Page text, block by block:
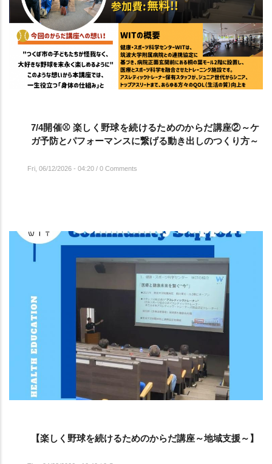
7/4開催⚾️ 楽しく野球を続けるためのからだ講座②～ケ
ガ予防とパフォーマンスに繋げる動き出しのつくり方～
Fri, 06/12/2026 - 04:20 / 0 Comments
【楽しく野球を続けるためのからだ講座～地域支援～】